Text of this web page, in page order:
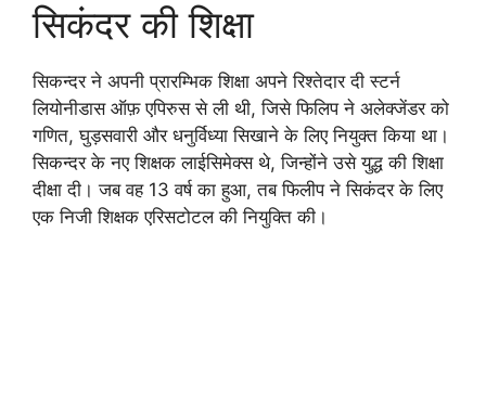
सिकंदर की शिक्षा
सिकन्दर ने अपनी प्रारम्भिक शिक्षा अपने रिश्तेदार दी स्टर्न
लियोनीडास ऑफ़ एपिरुस से ली थी, जिसे फिलिप ने अलेक्जेंडर को
गणित, घुड़सवारी और धनुर्विध्या सिखाने के लिए नियुक्त किया था।
सिकन्दर के नए शिक्षक लाईसिमेक्स थे, जिन्होंने उसे युद्ध की शिक्षा
दीक्षा दी। जब वह 13 वर्ष का हुआ, तब फिलीप ने सिकंदर के लिए
एक निजी शिक्षक एरिसटोटल की नियुक्ति की।